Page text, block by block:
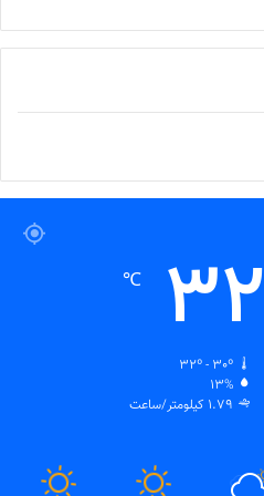
32
℃
32º - 30º
13%
1.79 کیلومتر/ساعت